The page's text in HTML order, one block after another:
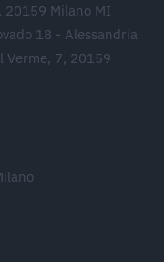
20159 Milano MI
18 - Alessandria
Verme, 7, 20159